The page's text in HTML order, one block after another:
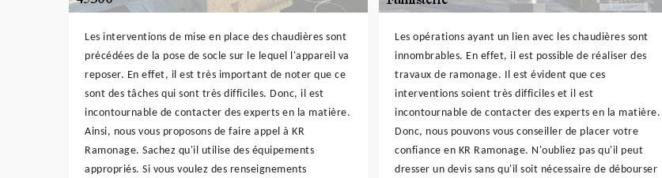
Les interventions de mise en place des chaudières sont
précédées de la pose de socle sur le lequel l'appareil va
reposer. En effet, il est très important de noter que ce
sont des tâches qui sont très difficiles. Donc, il est
incontournable de contacter des experts en la matière.
Ainsi, nous vous proposons de faire appel à KR
Ramonage. Sachez qu'il utilise des équipements
appropriés. Si vous voulez des renseignements
Les opérations ayant un lien avec les chaudières sont
innombrables. En effet, il est possible de réaliser des
travaux de ramonage. Il est évident que ces
interventions soient très difficiles et il est
incontournable de contacter des experts en la matière.
Donc, nous pouvons vous conseiller de placer votre
confiance en KR Ramonage. N'oubliez pas qu'il peut
dresser un devis sans qu'il soit nécessaire de débourser